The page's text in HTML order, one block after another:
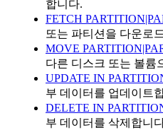
합니다.
FETCH
또는 파티션을 다운로
MOVE
다른 디스크 또는 볼륨
UPDATE IN
부 데이터를 업데이트
DELETE IN
부 데이터를 삭제합니